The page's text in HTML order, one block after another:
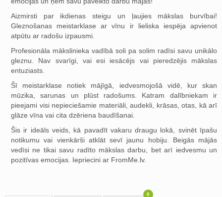
Aizmirsti par ikdienas steigu un ļaujies mākslas burvībai!
Gleznošanas meistarklase ar vīnu ir lieliska iespēja apvienot
atpūtu ar radošu izpausmi.
Profesionāla mākslinieka vadībā soli pa solim radīsi savu unikālo
gleznu. Nav svarīgi, vai esi iesācējs vai pieredzējis mākslas
entuziasts.
Šī meistarklase notiek mājīgā, iedvesmojošā vidē, kur skan
mūzika, sarunas un plūst radošums. Katram dalībniekam ir
pieejami visi nepieciešamie materiāli, audekli, krāsas, otas, kā arī
glāze vīna vai cita dzēriena baudīšanai.
Šis ir ideāls veids, kā pavadīt vakaru draugu lokā, svinēt īpašu
notikumu vai vienkārši atklāt sevī jaunu hobiju. Beigās mājās
vedīsi ne tikai savu radīto mākslas darbu, bet arī iedvesmu un
pozitīvas emocijas. Iepriecini ar FromMe.lv.
0